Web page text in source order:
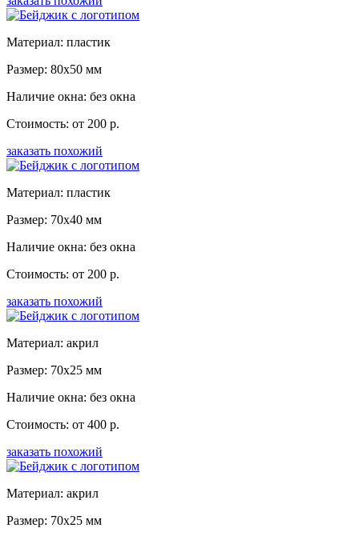
Материал: пластик
Размер: 80x50 мм
Наличие окна: без окна
Стоимость: от 200 р.
заказать похожий
Материал: пластик
Размер: 70x40 мм
Наличие окна: без окна
Стоимость: от 200 р.
заказать похожий
Материал: акрил
Размер: 70x25 мм
Наличие окна: без окна
Стоимость: от 400 р.
заказать похожий
Материал: акрил
Размер: 70x25 мм